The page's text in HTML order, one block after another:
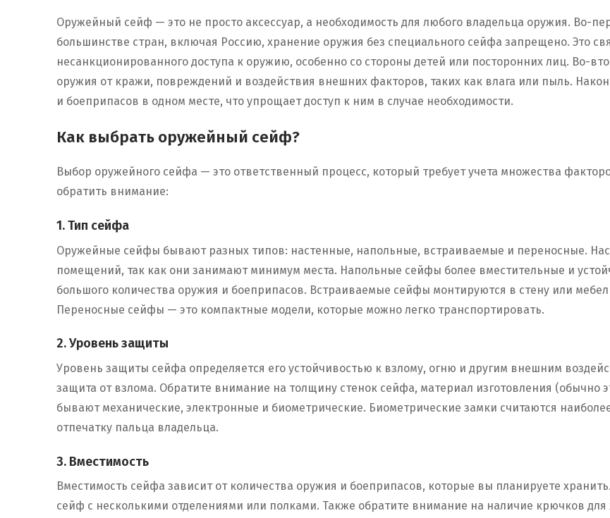
Оружейный сейф — это не просто аксессуар, а необходимость для любого владельца оружия. Во-
большинстве стран, включая Россию, хранение оружия без специального сейфа запрещено. Это
несанкционированного доступа к оружию, особенно со стороны детей или посторонних лиц. Во-
оружия от кражи, повреждений и воздействия внешних факторов, таких как влага или пыль.
и боеприпасов в одном месте, что упрощает доступ к ним в случае необходимости.
Как выбрать оружейный сейф?
Выбор оружейного сейфа — это ответственный процесс, который требует учета множества
обратить внимание:
1. Тип сейфа
Оружейные сейфы бывают разных типов: настенные, напольные, встраиваемые и переносные.
помещений, так как они занимают минимум места. Напольные сейфы более вместительные и
большого количества оружия и боеприпасов. Встраиваемые сейфы монтируются в стену или
Переносные сейфы — это компактные модели, которые можно легко транспортировать.
2. Уровень защиты
Уровень защиты сейфа определяется его устойчивостью к взлому, огню и другим внешним
защита от взлома. Обратите внимание на толщину стенок сейфа, материал изготовления (обычно
бывают механические, электронные и биометрические. Биометрические замки считаются
отпечатку пальца владельца.
3. Вместимость
Вместимость сейфа зависит от количества оружия и боеприпасов, которые вы планируете
сейф с несколькими отделениями или полками. Также обратите внимание на наличие крючков